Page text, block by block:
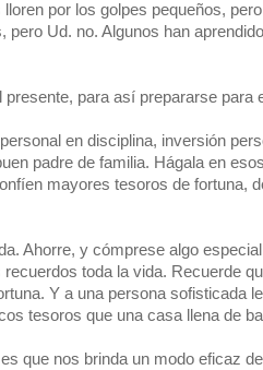
por los golpes pequeños,
Ud. no. Algunos han
para así prepararse para
en disciplina, inversión
padre de familia. Hágala en
mayores tesoros de fortuna,
Ahorre, y cómprese algo
toda la vida. Recuerde
Y a una persona sofisticada
tesoros que una casa llena de
que nos brinda un modo eficaz